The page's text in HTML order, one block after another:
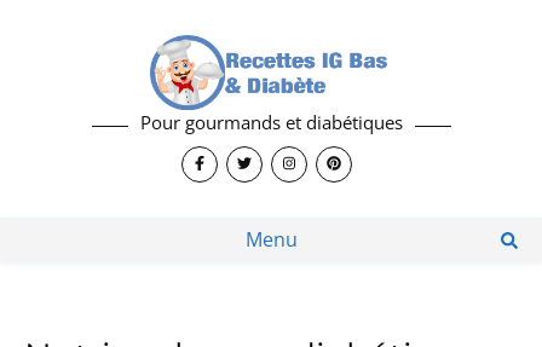
Pour gourmands et diabétiques
Menu